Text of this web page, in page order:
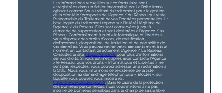
Les informations recueillies sur ce formulaire sont
enregistrées dans un fichier informatisé par La Boite Immo
agissant comme Sous-traitant du traitement pour la gestion
de la clientèle/prospects de l'Agence / du Réseau qui reste
Responsable du Traitement de vos Données personnelles. La
base légale du traitement repose sur l'intérêt légitime de
l'Agence / du Réseau. Elles sont conservées jusqu'à
demande de suppression et sont destinées à l'Agence / au
Réseau. Conformément à la loi « informatique et libertés »,
vous disposez des droits d’accès, de rectification,
d’effacement, d’opposition, de limitation et de portabilité de
vos données. Vous pouvez retirer votre consentement à tout
moment en contactant directement l’Agence / Le Réseau.
Consultez le site https://cnil.fr/fr pour plus d’informations
sur vos droits. Si vous estimez, après avoir contacté l'Agence
/ le Réseau, que vos droits « Informatique et Libertés » ne
sont pas respectés, vous pouvez adresser une réclamation à
la CNIL. Nous vous informons de l’existence de la liste
d'opposition au démarchage téléphonique « Bloctel », sur
laquelle vous pouvez vous inscrire ici :
https://www.bloctel.gouv.fr. Dans le cadre de la protection
des Données personnelles, nous vous invitons à ne pas
inscrire de Données sensibles dans le champ de saisie libre.